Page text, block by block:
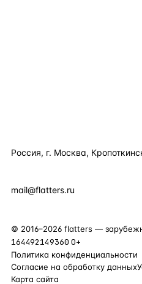
Россия, г. Москва,
mail@flatters.ru
© 2016–2026 flatters —
164492149360 0+
Политика конфиденциальности
Согласие на обработку данных
Карта сайта